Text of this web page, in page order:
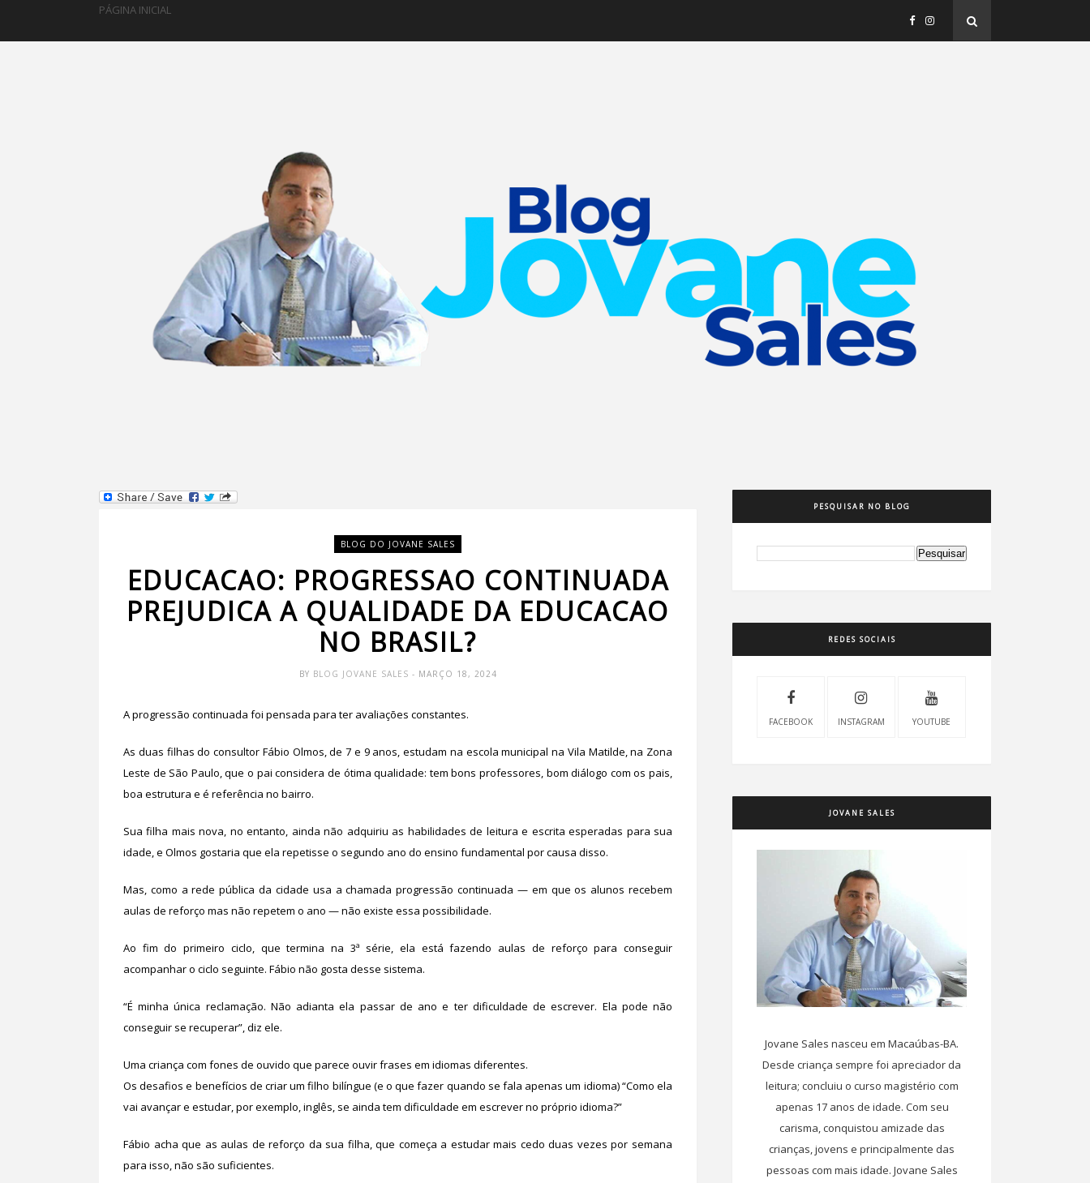
PÁGINA INICIAL
BLOG DO JOVANE SALES
EDUCACAO: PROGRESSAO CONTINUADA
PREJUDICA A QUALIDADE DA EDUCACAO
NO BRASIL?
BY BLOG JOVANE SALES - MARÇO 18, 2024
A progressão continuada foi pensada para ter avaliações constantes.
As duas filhas do consultor Fábio Olmos, de 7 e 9 anos, estudam na escola municipal na Vila Matilde, na Zona
Leste de São Paulo, que o pai considera de ótima qualidade: tem bons professores, bom diálogo com os pais,
boa estrutura e é referência no bairro.
Sua filha mais nova, no entanto, ainda não adquiriu as habilidades de leitura e escrita esperadas para sua
idade, e Olmos gostaria que ela repetisse o segundo ano do ensino fundamental por causa disso.
Mas, como a rede pública da cidade usa a chamada progressão continuada — em que os alunos recebem
aulas de reforço mas não repetem o ano — não existe essa possibilidade.
Ao fim do primeiro ciclo, que termina na 3ª série, ela está fazendo aulas de reforço para conseguir
acompanhar o ciclo seguinte. Fábio não gosta desse sistema.
“É minha única reclamação. Não adianta ela passar de ano e ter dificuldade de escrever. Ela pode não
conseguir se recuperar”, diz ele.
Uma criança com fones de ouvido que parece ouvir frases em idiomas diferentes.
Os desafios e benefícios de criar um filho bilíngue (e o que fazer quando se fala apenas um idioma)“Como ela
vai avançar e estudar, por exemplo, inglês, se ainda tem dificuldade em escrever no próprio idioma?”
Fábio acha que as aulas de reforço da sua filha, que começa a estudar mais cedo duas vezes por semana
para isso, não são suficientes.
PESQUISAR NO BLOG
REDES SOCIAIS
FACEBOOK INSTAGRAM YOUTUBE
JOVANE SALES
Jovane Sales nasceu em Macaúbas-BA.
Desde criança sempre foi apreciador da
leitura; concluiu o curso magistério com
apenas 17 anos de idade. Com seu
carisma, conquistou amizade das
crianças, jovens e principalmente das
pessoas com mais idade. Jovane Sales